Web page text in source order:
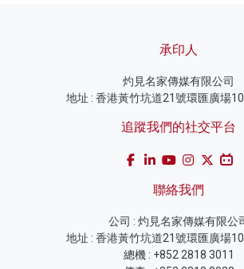
承印人
灼見名家傳媒有限公司
地址 : 香港黃竹坑道21號環匯廣場
追蹤我們的社交平台
聯絡我們
公司 : 灼見名家傳媒有限公
地址 : 香港黃竹坑道21號環匯廣場
總機 : +852 2818 3011